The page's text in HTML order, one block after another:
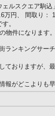
ェルスクエア駒
万円、 間取り：
。
物件になります。
ランキングサー
ておりますが、
報がどこよりも